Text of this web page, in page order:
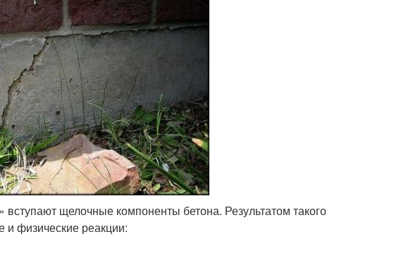
щелочные компоненты бетона. Результатом такого
и физические реакции: